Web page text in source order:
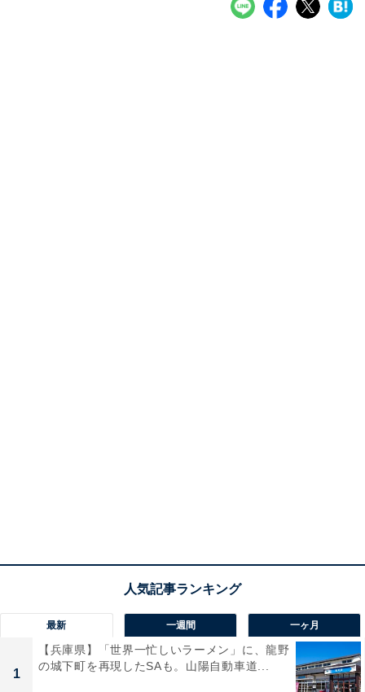
最新 一週間 一ヶ月
1
【兵庫県】「世界一忙しいラーメン」に、龍野
の城下町を再現したSAも。山陽自動車道...